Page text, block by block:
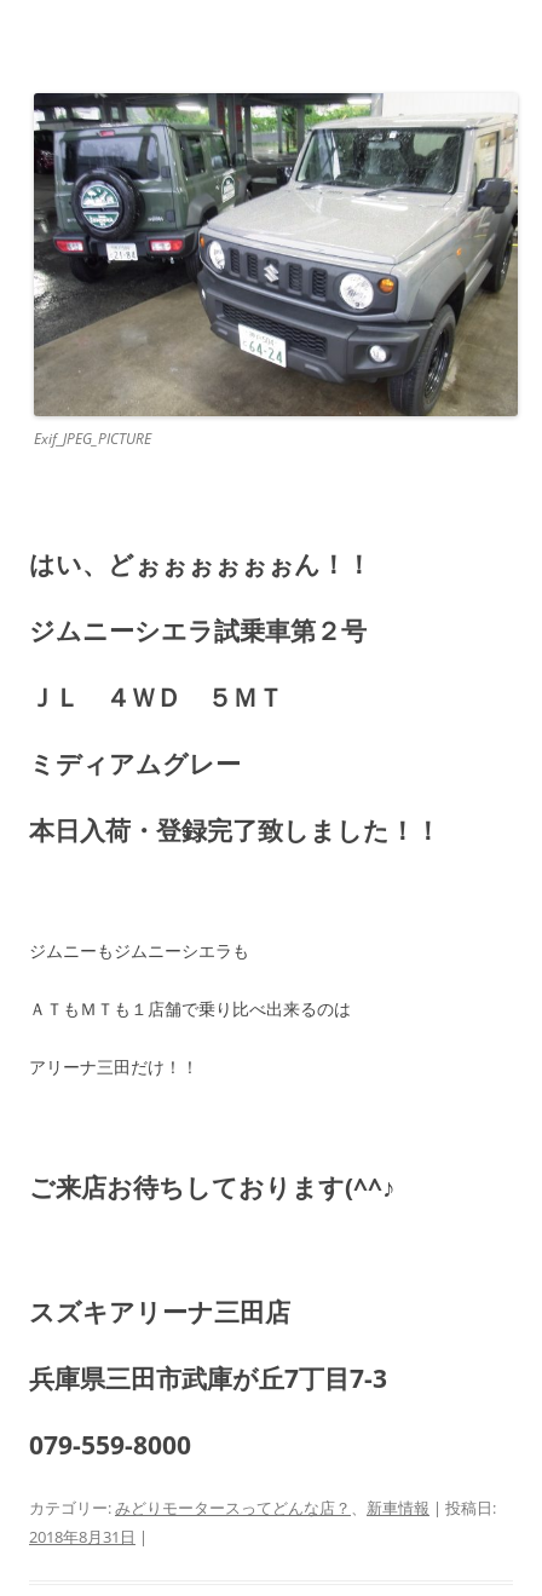
Exif_JPEG_PICTURE
はい、どぉぉぉぉぉぉん！！
ジムニーシエラ試乗車第２号
ＪＬ ４ＷＤ ５ＭＴ
ミディアムグレー
本日入荷・登録完了致しました！！
ジムニーもジムニーシエラも
ＡＴもＭＴも１店舗で乗り比べ出来るのは
アリーナ三田だけ！！
ご来店お待ちしております(^^♪
スズキアリーナ三田店
兵庫県三田市武庫が丘7丁目7-3
079-559-8000
カテゴリー:みどりモータースってどんな店？ 、 新車情報 | 投稿日:
2018年8月31日 |